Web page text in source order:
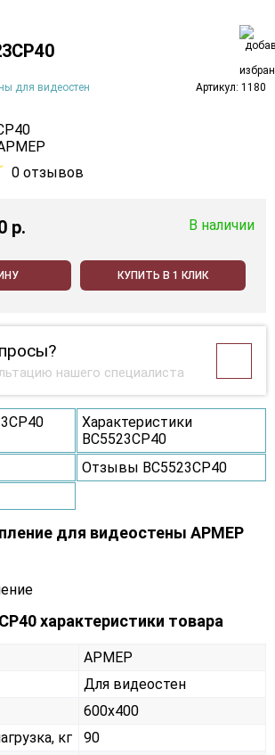
для видеостен Артикул: 1180
0 отзывов
p. В наличии
КУПИТЬ В 1 КЛИК
нашего специалиста
Характеристики
ВС5523СР40
Отзывы ВС5523СР40
для видеостены АРМЕР
характеристики товара
АРМЕР
Для видеостен
600х400
кг
90